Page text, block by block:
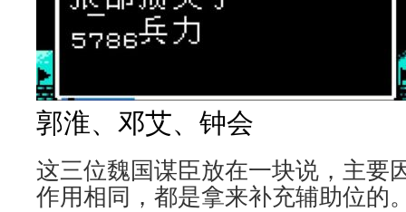
郭淮、邓艾、钟会
这三位魏国谋臣放在一块说，主要
作用相同，都是拿来补充辅助位的